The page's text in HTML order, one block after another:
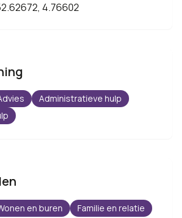
4.76602
Administratieve hulp
en buren Familie en relatie